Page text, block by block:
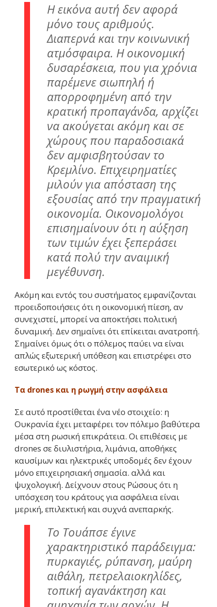
Η εικόνα αυτή δεν αφορά
μόνο τους αριθμούς.
Διαπερνά και την κοινωνική
ατμόσφαιρα. Η οικονομική
δυσαρέσκεια, που για χρόνια
παρέμενε σιωπηλή ή
απορροφημένη από την
κρατική προπαγάνδα, αρχίζει
να ακούγεται ακόμη και σε
χώρους που παραδοσιακά
δεν αμφισβητούσαν το
Κρεμλίνο. Επιχειρηματίες
μιλούν για απόσταση της
εξουσίας από την πραγματική
οικονομία. Οικονομολόγοι
επισημαίνουν ότι η αύξηση
των τιμών έχει ξεπεράσει
κατά πολύ την αναιμική
μεγέθυνση.
Ακόμη και εντός του συστήματος εμφανίζονται
προειδοποιήσεις ότι η οικονομική πίεση, αν
συνεχιστεί, μπορεί να αποκτήσει πολιτική
δυναμική. Δεν σημαίνει ότι επίκειται ανατροπή.
Σημαίνει όμως ότι ο πόλεμος παύει να είναι
απλώς εξωτερική υπόθεση και επιστρέφει στο
εσωτερικό ως κόστος.
Τα drones και η ρωγμή στην ασφάλεια
Σε αυτό προστίθεται ένα νέο στοιχείο: η
Ουκρανία έχει μεταφέρει τον πόλεμο βαθύτερα
μέσα στη ρωσική επικράτεια. Οι επιθέσεις με
drones σε διυλιστήρια, λιμάνια, αποθήκες
καυσίμων και ηλεκτρικές υποδομές δεν έχουν
μόνο επιχειρησιακή σημασία. αλλά και
ψυχολογική. Δείχνουν στους Ρώσους ότι η
υπόσχεση του κράτους για ασφάλεια είναι
μερική, επιλεκτική και συχνά ανεπαρκής.
Το Τουάπσε έγινε
χαρακτηριστικό παράδειγμα:
πυρκαγιές, ρύπανση, μαύρη
αιθάλη, πετρελαιοκηλίδες,
τοπική αγανάκτηση και